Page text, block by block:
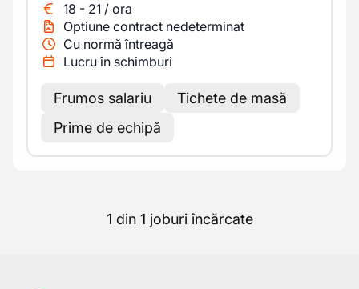
18 - 21 / ora
Optiune contract nedeterminat
Cu normă întreagă
Lucru în schimburi
Frumos salariu
Tichete de masă
Prime de echipă
1 din 1 joburi încărcate